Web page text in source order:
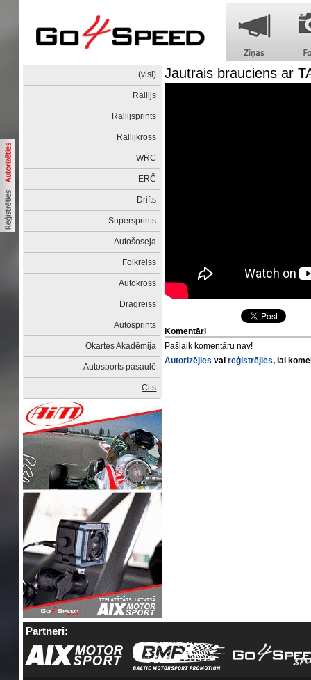
(visi)
Rallijs
Rallijsprints
Rallijkross
WRC
ERČ
Drifts
Supersprints
Autošoseja
Folkreiss
Autokross
Dragreiss
Autosprints
Okartes Akadēmija
Autosports pasaulē
Cits
Jautrais brauciens ar
Komentāri
Pašlaik komentāru nav!
Autorizējies vaireģistrējies, lai
Partneri: